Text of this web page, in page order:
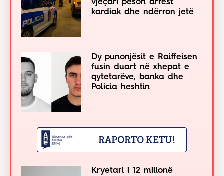
vjeçari pëson arrest
kardiak dhe ndërron jetë
Dy punonjësit e Raiffeisen
fusin duart në xhepat e
qytetarëve, banka dhe
Policia heshtin
Kryetari i 12 milionë